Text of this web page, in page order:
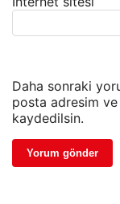
Daha sonraki
posta adresim ve
kaydedilsin.